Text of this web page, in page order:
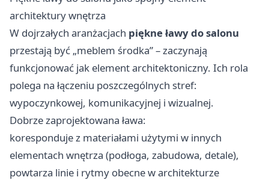
architektury wnętrza
W dojrzałych aranżacjach piękne ławy do salonu
przestają być „meblem środka” – zaczynają
funkcjonować jak element architektoniczny. Ich rola
polega na łączeniu poszczególnych stref:
wypoczynkowej, komunikacyjnej i wizualnej.
Dobrze zaprojektowana ława:
koresponduje z materiałami użytymi w innych
elementach wnętrza (podłoga, zabudowa, detale),
powtarza linie i rytmy obecne w architekturze